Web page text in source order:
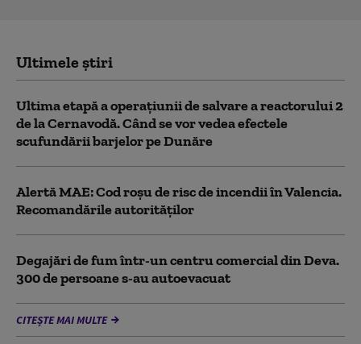
Ultimele știri
Ultima etapă a operațiunii de salvare a reactorului 2
de la Cernavodă. Când se vor vedea efectele
scufundării barjelor pe Dunăre
Alertă MAE: Cod roșu de risc de incendii în Valencia.
Recomandările autorităților
Degajări de fum într-un centru comercial din Deva.
300 de persoane s-au autoevacuat
CITEȘTE MAI MULTE